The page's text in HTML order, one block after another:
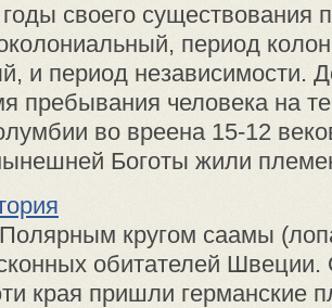
своего существования
период
и период независимости.
пребывания человека на
во вреена 15-12
Боготы жили
кругом саамы
обитателей Швеции.
края пришли германские